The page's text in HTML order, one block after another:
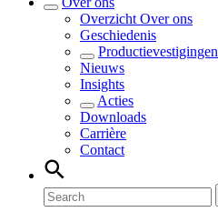
Overzicht Over ons
Geschiedenis
Productievestigingen
Nieuws
Insights
Acties
Downloads
Carrière
Contact